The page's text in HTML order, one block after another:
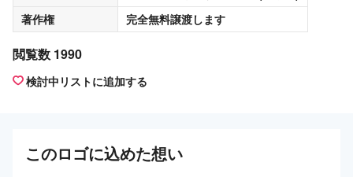
著作権
完全無料譲渡します
閲覧数 1990
検討中リストに追加する
このロゴに込めた想い